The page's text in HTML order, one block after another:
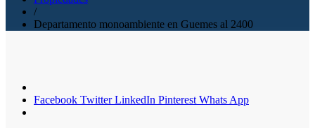
/
Departamento monoambiente en Guemes al 2400
Facebook Twitter LinkedIn Pinterest Whats App